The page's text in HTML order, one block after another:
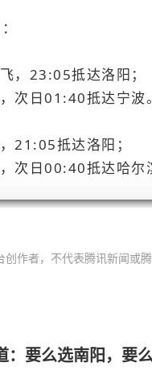
，23:05抵达洛阳；
次日01:40抵达宁波。
21:05抵达洛阳；
次日00:40抵达哈尔
作者，不代表腾讯新闻或腾
要么选南阳，要么